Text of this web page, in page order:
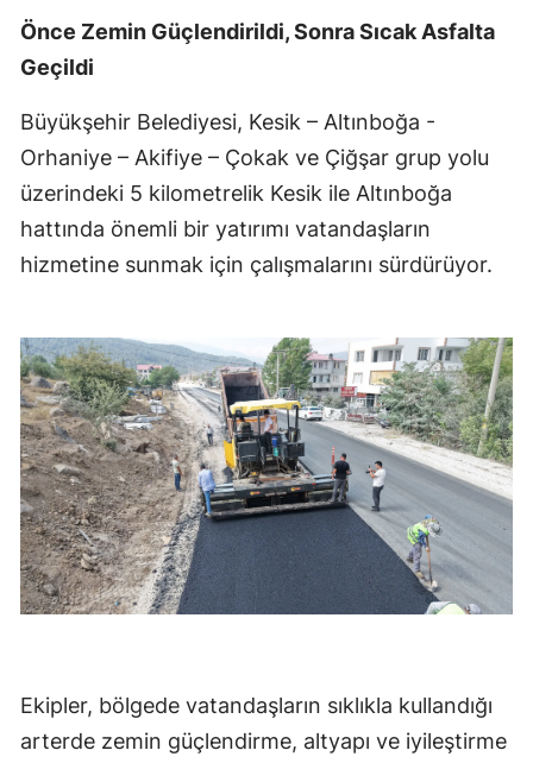
Önce Zemin Güçlendirildi, Sonra Sıcak Asfalta
Geçildi
Büyükşehir Belediyesi, Kesik – Altınboğa -
Orhaniye – Akifiye – Çokak ve Çiğşar grup yolu
üzerindeki 5 kilometrelik Kesik ile Altınboğa
hattında önemli bir yatırımı vatandaşların
hizmetine sunmak için çalışmalarını sürdürüyor.
Ekipler, bölgede vatandaşların sıklıkla kullandığı
arterde zemin güçlendirme, altyapı ve iyileştirme